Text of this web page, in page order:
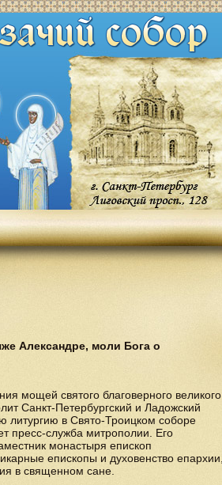
Александре, моли Бога о
мощей святого благоверного великого
Санкт-Петербургский и Ладожский
литургию в Свято-Троицком соборе
пресс-служба митрополии. Его
монастыря епископ
епископы и духовенство епархии,
в священном сане.